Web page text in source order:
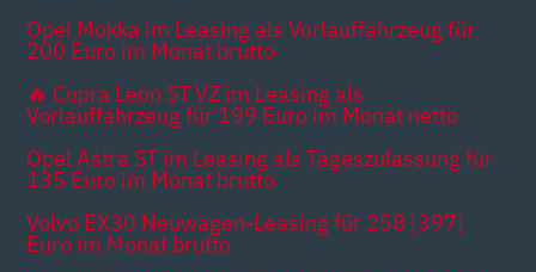
Opel Mokka im Leasing als Vorlauffahrzeug für
200 Euro im Monat brutto
🔥 Cupra Leon ST VZ im Leasing als
Vorlauffahrzeug für 199 Euro im Monat netto
Opel Astra ST im Leasing als Tageszulassung für
135 Euro im Monat brutto
Volvo EX30 Neuwagen-Leasing für 258 [397]
Euro im Monat brutto